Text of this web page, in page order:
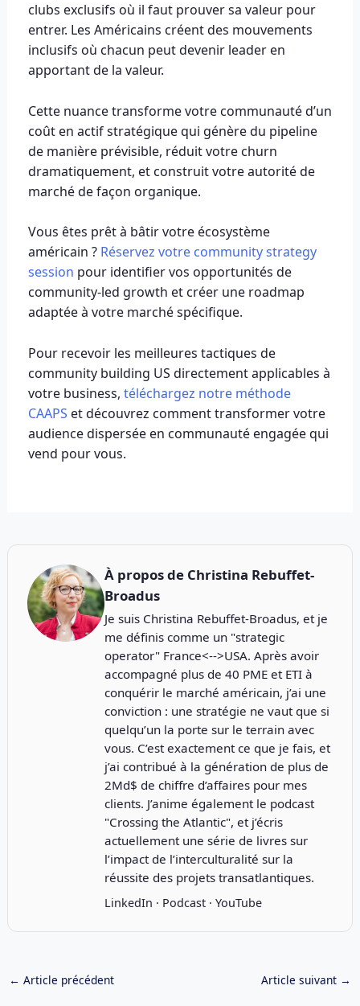
clubs exclusifs où il faut prouver sa valeur pour
entrer. Les Américains créent des mouvements
inclusifs où chacun peut devenir leader en
apportant de la valeur.
Cette nuance transforme votre communauté d’un
coût en actif stratégique qui génère du pipeline
de manière prévisible, réduit votre churn
dramatiquement, et construit votre autorité de
marché de façon organique.
Vous êtes prêt à bâtir votre écosystème
américain ? Réservez votre community strategy
session pour identifier vos opportunités de
community-led growth et créer une roadmap
adaptée à votre marché spécifique.
Pour recevoir les meilleures tactiques de
community building US directement applicables à
votre business, téléchargez notre méthode
CAAPS et découvrez comment transformer votre
audience dispersée en communauté engagée qui
vend pour vous.
À propos de Christina Rebuffet-
Broadus
Je suis Christina Rebuffet-Broadus, et je
me définis comme un "strategic
operator" France<-->USA. Après avoir
accompagné plus de 40 PME et ETI à
conquérir le marché américain, j’ai une
conviction : une stratégie ne vaut que si
quelqu’un la porte sur le terrain avec
vous. C’est exactement ce que je fais, et
j’ai contribué à la génération de plus de
2Md$ de chiffre d’affaires pour mes
clients. J’anime également le podcast
"Crossing the Atlantic", et j’écris
actuellement une série de livres sur
l’impact de l’interculturalité sur la
réussite des projets transatlantiques.
LinkedIn · Podcast· YouTube
← Article précédent Article suivant →